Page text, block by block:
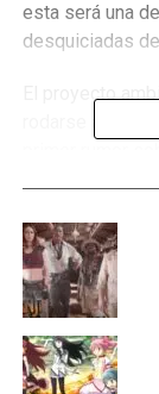
esta será una
desquiciadas
El proyecto
rodarse a